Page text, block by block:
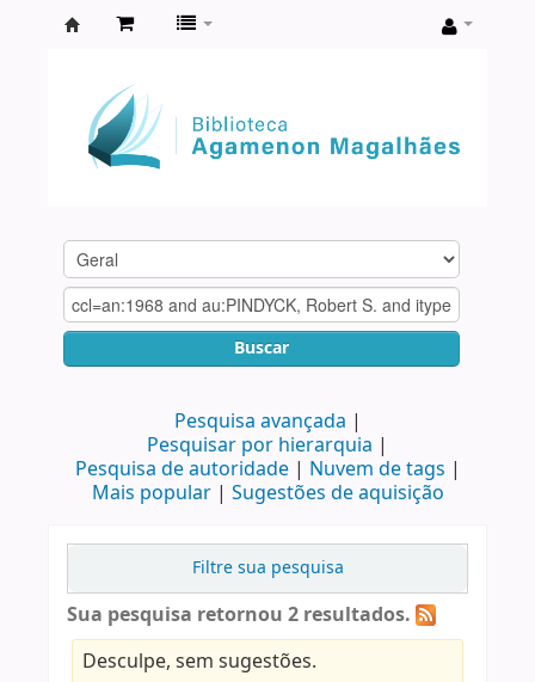
Agamenon
Magalhães
Buscar
Pesquisa avançada
Pesquisar por hierarquia
Pesquisa de autoridade
Nuvem de tags
Mais popular
Sugestões de aquisição
Filtre sua pesquisa
Sua pesquisa retornou 2 resultados.
Desculpe, sem sugestões.